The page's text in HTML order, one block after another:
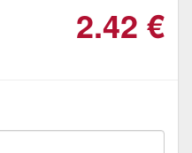
2.42 €